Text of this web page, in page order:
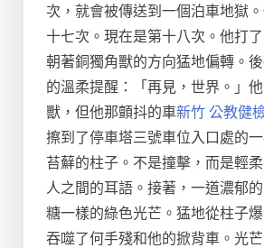
次，就會被傳送到一個泊車地獄
十七次。現在是第十八次。他打
朝著銅獨角獸的方向猛地偏轉。
的溫柔提醒：「再見，世界。」
獸，但他那顫抖的車新竹 公教健
擦到了停車塔三號車位入口處的
苔蘚的柱子。不是撞擊，而是輕
人之間的耳語。接著，一道濃郁
糖一樣的綠色光芒。猛地從柱子
吞噬了何手殘和他的掀背車。光